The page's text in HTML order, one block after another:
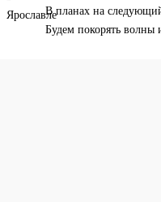
В планах на
Будем покорять волны